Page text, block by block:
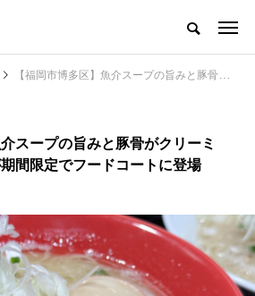
【福岡市博多区】魚介スープの旨みと豚骨がクリーミー！人気ラーメンが期間限定でフードコートに登場
スープの旨みと豚骨がクリーミ
間限定でフードコートに登場